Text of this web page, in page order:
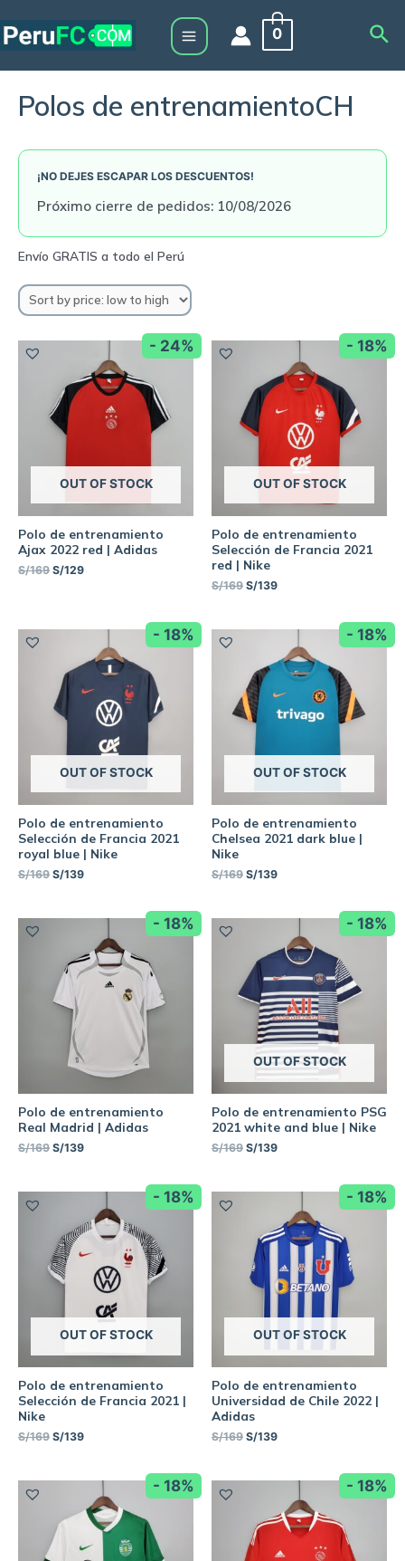
to
Main
0
Polos de entrenamientoCH
¡NO DEJES ESCAPAR LOS DESCUENTOS!
Próximo cierre de pedidos: 10/08/2026
- 24%
OUT OF STOCK
Polo de entrenamiento
Ajax 2022 red | Adidas
S/169 S/129
- 18%
OUT OF STOCK
Polo de entrenamiento
Selección de Francia 2021
red | Nike
S/169 S/139
- 18%
OUT OF STOCK
Polo de entrenamiento
Selección de Francia 2021
royal blue | Nike
S/169 S/139
- 18%
OUT OF STOCK
Polo de entrenamiento
Chelsea 2021 dark blue |
Nike
S/169 S/139
- 18%
Polo de entrenamiento
Real Madrid | Adidas
S/169 S/139
- 18%
OUT OF STOCK
Polo de entrenamiento PSG
2021 white and blue | Nike
S/169 S/139
- 18%
OUT OF STOCK
Polo de entrenamiento
Selección de Francia 2021 |
Nike
S/169 S/139
- 18%
OUT OF STOCK
Polo de entrenamiento
Universidad de Chile 2022 |
Adidas
S/169 S/139
- 18% - 18%